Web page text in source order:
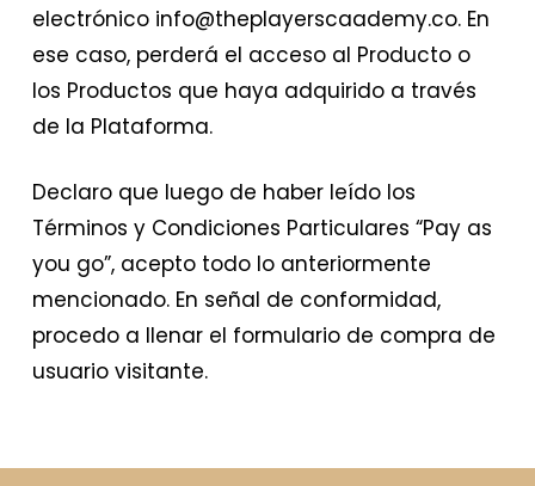
electrónico info@theplayerscaademy.co. En
ese caso, perderá el acceso al Producto o
los Productos que haya adquirido a través
de la Plataforma.
Declaro que luego de haber leído los
Términos y Condiciones Particulares “Pay as
you go”, acepto todo lo anteriormente
mencionado. En señal de conformidad,
procedo a llenar el formulario de compra de
usuario visitante.